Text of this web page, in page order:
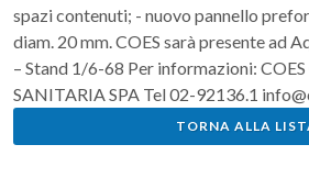
spazi contenuti; - nuovo pannello
diam. 20 mm. COES sarà presente ad
– Stand 1/6-68 Per informazioni:
SANITARIA SPA Tel 02-92136.1
TORNA ALLA